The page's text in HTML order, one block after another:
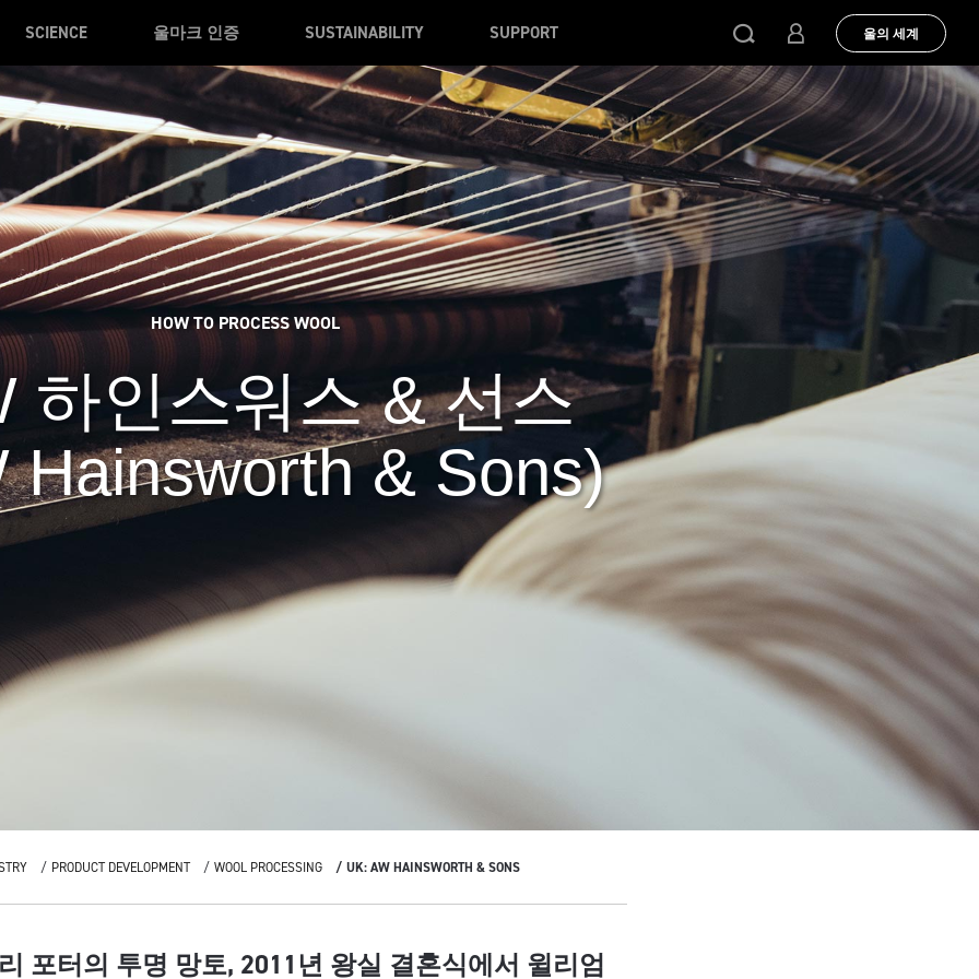
SCIENCE 울마크 인증 SUSTAINABILITY SUPPORT 울의 세계
HOW TO PROCESS WOOL
하인스워스 & 선스
Hainsworth & Sons)
PRODUCT DEVELOPMENT WOOL PROCESSING UK: AW HAINSWORTH & SONS
포터의 투명 망토, 2011년 왕실 결혼식에서 윌리엄